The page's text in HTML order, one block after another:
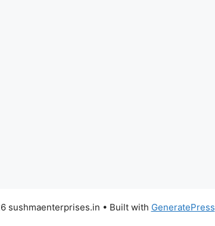
sushmaenterprises.in • Built with GeneratePress